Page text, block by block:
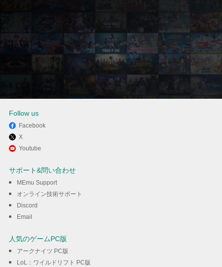
MEmuを使ってパソコンでカカ
オトーク KakaoTalkを体験する
Follow us
Facebook
X
Youtube
サポート&問い合わせ
MEmu Support
オンライン技術サポート
Discord
Email
人気のゲームPC版
アークナイツ PC版
LoL：ワイルドリフト PC版